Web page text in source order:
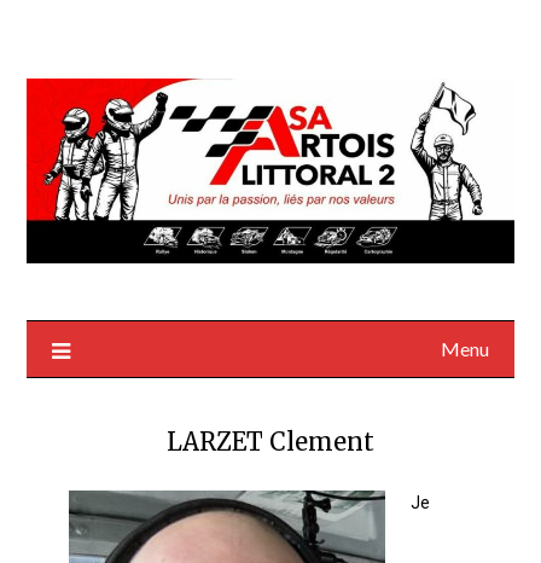
Menu
LARZET Clement
Je